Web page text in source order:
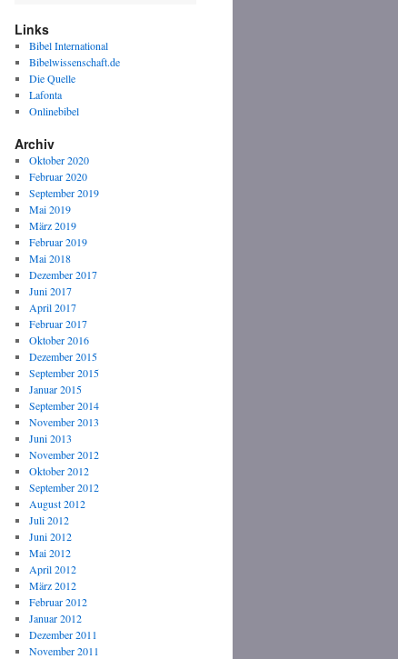
Links
Bibel International
Bibelwissenschaft.de
Die Quelle
Lafonta
Onlinebibel
Archiv
Oktober 2020
Februar 2020
September 2019
Mai 2019
März 2019
Februar 2019
Mai 2018
Dezember 2017
Juni 2017
April 2017
Februar 2017
Oktober 2016
Dezember 2015
September 2015
Januar 2015
September 2014
November 2013
Juni 2013
November 2012
Oktober 2012
September 2012
August 2012
Juli 2012
Juni 2012
Mai 2012
April 2012
März 2012
Februar 2012
Januar 2012
Dezember 2011
November 2011